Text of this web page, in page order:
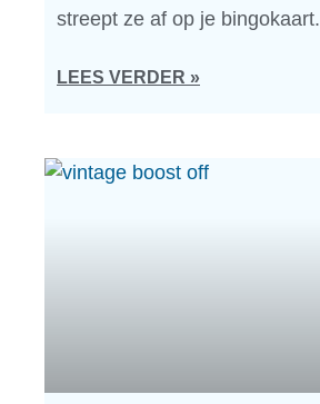
streept ze af op je bingokaart.
LEES VERDER »